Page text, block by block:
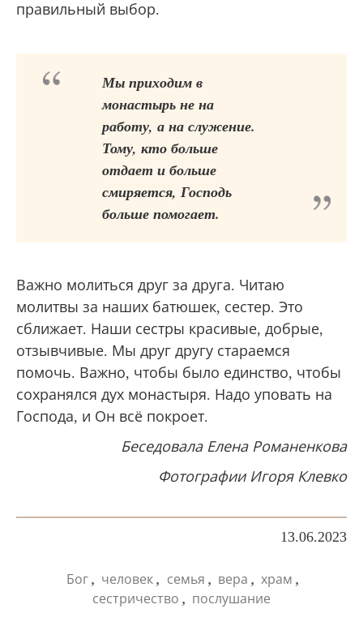
правильный выбор.
Мы приходим в
монастырь не на
работу, а на служение.
Тому, кто больше
отдает и больше
смиряется, Господь
больше помогает.
Важно молиться друг за друга. Читаю
молитвы за наших батюшек, сестер. Это
сближает. Наши сестры красивые, добрые,
отзывчивые. Мы друг другу стараемся
помочь. Важно, чтобы было единство, чтобы
сохранялся дух монастыря. Надо уповать на
Господа, и Он всё покроет.
Беседовала Елена Романенкова
Фотографии Игоря Клевко
13.06.2023
Бог , человек , семья , вера , храм ,
сестричество , послушание